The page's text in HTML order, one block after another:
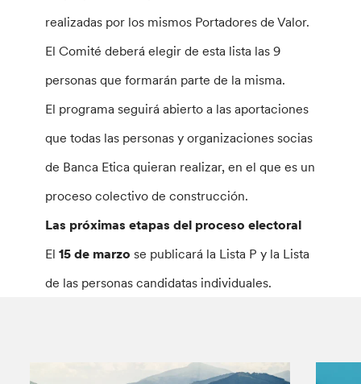
realizadas por los mismos Portadores de Valor.
El Comité deberá elegir de esta lista las 9
personas que formarán parte de la misma.
El programa seguirá abierto a las aportaciones
que todas las personas y organizaciones socias
de Banca Etica quieran realizar, en el que es un
proceso colectivo de construcción.
Las próximas etapas del proceso electoral
El15 de marzo se publicará la Lista P y la Lista
de las personas candidatas individuales.